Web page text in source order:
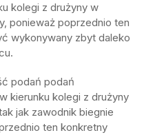
kolegi z drużyny w
ponieważ poprzednio ten
wykonywany zbyt daleko
podań podań
kierunku kolegi z drużyny
jak zawodnik biegnie
ten konkretny